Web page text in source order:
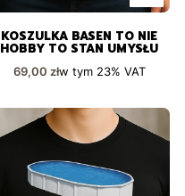
KOSZULKA BASEN TO NIE
HOBBY TO STAN UMYSŁU
Cena brutto
69,00 złw tym 23% VAT